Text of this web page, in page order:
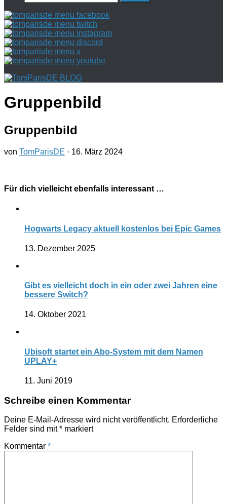
nach:
Gruppenbild
Gruppenbild
von TomParisDE · 16. März 2024
Für dich vielleicht ebenfalls interessant …
Hogwarts Legacy aktuell kostenlos bei Epic Games
13. Dezember 2025
Gibt es vielleicht doch in ein oder zwei Jahren eine
bessere Switch?
14. Oktober 2021
Ubisoft startet ein Abo-System mit dem Namen
UPLAY+
11. Juni 2019
Schreibe einen Kommentar
Deine E-Mail-Adresse wird nicht veröffentlicht. Erforderliche
Felder sind mit* markiert
Kommentar *